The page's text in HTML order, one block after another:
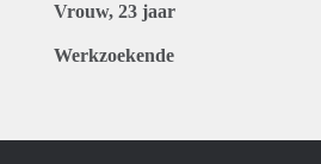
Vrouw, 23 jaar
Werkzoekende